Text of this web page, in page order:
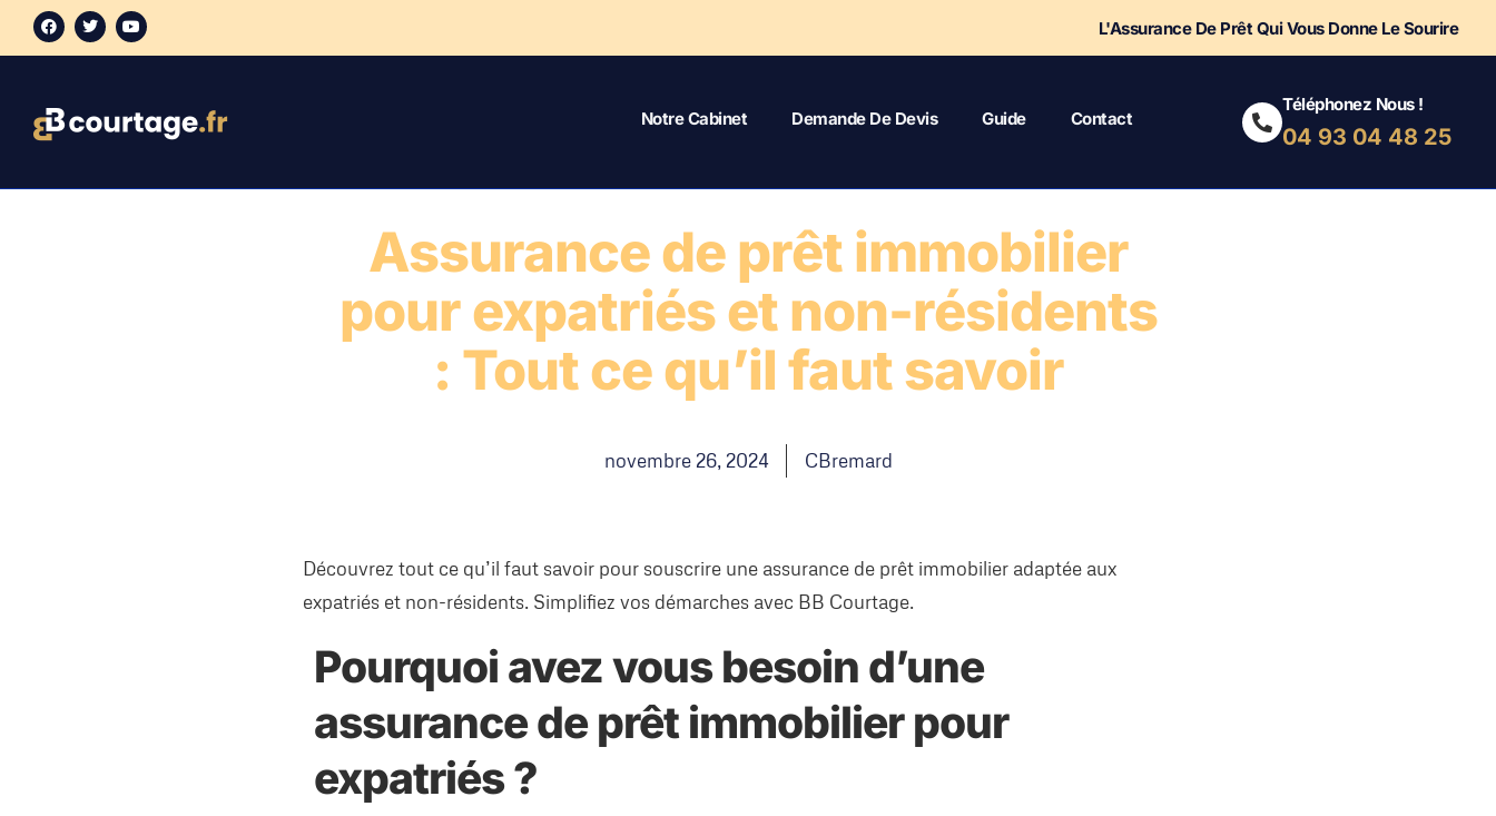
L'Assurance De Prêt Qui Vous Donne Le Sourire
Notre Cabinet Demande De Devis Guide Contact
Téléphonez Nous !
04 93 04 48 25
Assurance de prêt immobilier
pour expatriés et non-résidents
: Tout ce qu’il faut savoir
novembre 26, 2024 CBremard
Découvrez tout ce qu’il faut savoir pour souscrire une assurance de prêt immobilier adaptée aux
expatriés et non-résidents. Simplifiez vos démarches avec BB Courtage.
Pourquoi avez vous besoin d’une
assurance de prêt immobilier pour
expatriés ?